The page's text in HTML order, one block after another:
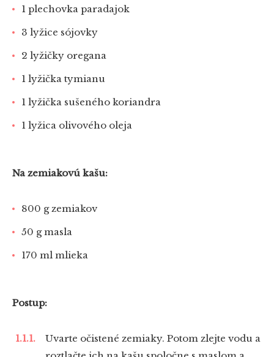
1 plechovka paradajok
3 lyžice sójovky
2 lyžičky oregana
1 lyžička tymianu
1 lyžička sušeného koriandra
1 lyžica olivového oleja
Na zemiakovú kašu:
800 g zemiakov
50 g masla
170 ml mlieka
Postup:
Uvarte očistené zemiaky. Potom zlejte vodu a